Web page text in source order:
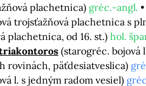
plachetnica) gréc.-angl.
trojsťažňová plachetnica s
plachetnica, od 16. st.) hol.
(starogréc. bojová
rovinách, päťdesiatveslica)
l. s jedným radom vesiel)